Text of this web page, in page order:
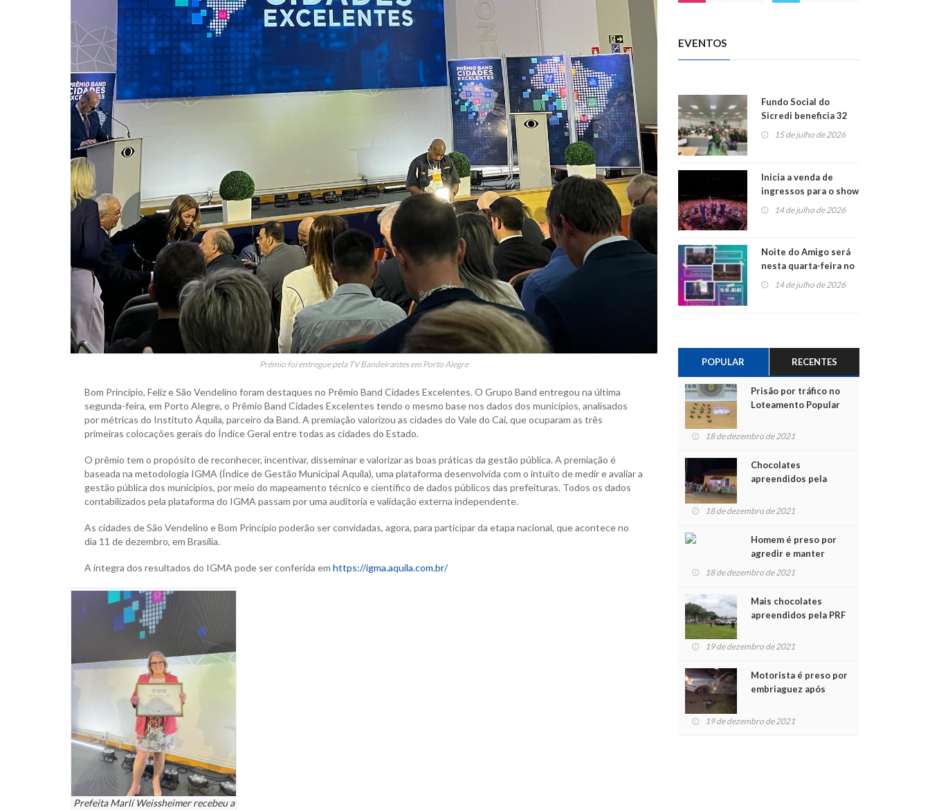
Prêmio foi entregue pela TV Bandeirantes em Porto Alegre
Bom Princípio, Feliz e São Vendelino foram destaques no Prêmio Band Cidades Excelentes. O Grupo Band entregou na última
segunda-feira, em Porto Alegre, o Prêmio Band Cidades Excelentes tendo o mesmo base nos dados dos municípios, analisados
por métricas do Instituto Áquila, parceiro da Band. A premiação valorizou as cidades do Vale do Caí, que ocuparam as três
primeiras colocações gerais do Índice Geral entre todas as cidades do Estado.
O prêmio tem o propósito de reconhecer, incentivar, disseminar e valorizar as boas práticas da gestão pública. A premiação é
baseada na metodologia IGMA (Índice de Gestão Municipal Aquila), uma plataforma desenvolvida com o intuito de medir e avaliar a
gestão pública dos municípios, por meio do mapeamento técnico e científico de dados públicos das prefeituras. Todos os dados
contabilizados pela plataforma do IGMA passam por uma auditoria e validação externa independente.
As cidades de São Vendelino e Bom Princípio poderão ser convidadas, agora, para participar da etapa nacional, que acontece no
dia 11 de dezembro, em Brasília.
A íntegra dos resultados do IGMA pode ser conferida em https://igma.aquila.com.br/
Prefeita Marlí Weissheimer recebeu a
EVENTOS
Fundo Social do
Sicredi beneficia 32
projetos em
15 de julho de 2026
Inicia a venda de
ingressos para o show
do Jota Quest nos 45
anos da Sicredi Ouro
14 de julho de 2026
Noite do Amigo será
nesta quarta-feira no
Centro de Cultura de
14 de julho de 2026
POPULAR RECENTES
Prisão por tráfico no
Loteamento Popular
18 de dezembro de 2021
Chocolates
apreendidos pela
para crianças na
18 de dezembro de 2021
Homem é preso por
agredir e manter
mulher em cárcere
18 de dezembro de 2021
Mais chocolates
apreendidos pela PRF
crianças no Natal
19 de dezembro de 2021
Motorista é preso por
embriaguez após
feridos
19 de dezembro de 2021